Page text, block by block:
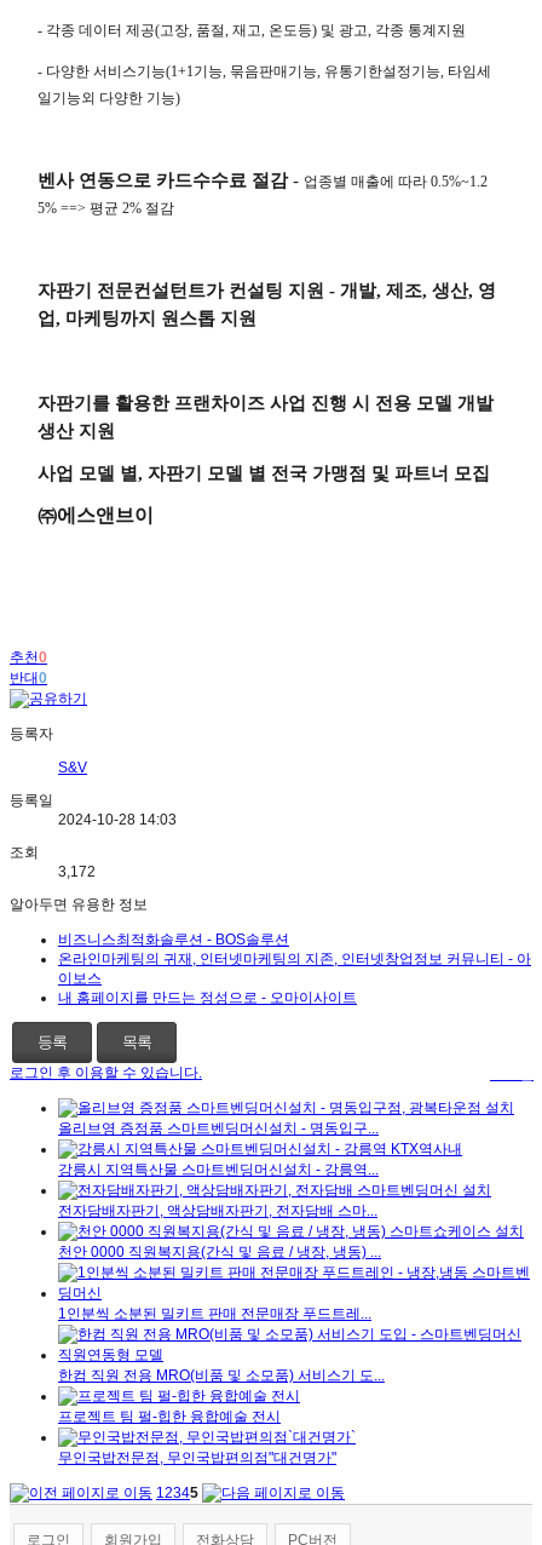
- 각종 데이터 제공(고장, 품절, 재고, 온도등) 및 광고, 각종 통계지원
- 다양한 서비스기능(1+1기능, 묶음판매기능, 유통기한설정기능, 타임세
일기능외 다양한 기능)
벤사 연동으로 카드수수료 절감- 업종별 매출에 따라 0.5%~1.2
5% ==> 평균 2% 절감
자판기 전문컨설턴트가 컨설팅 지원 - 개발, 제조, 생산, 영
업, 마케팅까지 원스톱 지원
자판기를 활용한 프랜차이즈 사업 진행 시 전용 모델 개발
생산 지원
사업 모델 별, 자판기 모델 별 전국 가맹점 및 파트너 모집
㈜에스앤브이
추천0
반대0
등록자
S&V
등록일
2024-10-28 14:03
조회
3,172
알아두면 유용한 정보
비즈니스최적화솔루션 - BOS솔루션
온라인마케팅의 귀재, 인터넷마케팅의 지존, 인터넷창업정보 커뮤니티 - 아
이보스
내 홈페이지를 만드는 정성으로 - 오마이사이트
등록 목록
로그인 후 이용할 수 있습니다.
올리브영 증정품 스마트벤딩머신설치 - 명동입구...
강릉시 지역특산물 스마트벤딩머신설치 - 강릉역...
전자담배자판기, 액상담배자판기, 전자담배 스마...
천안 0000 직원복지용(간식 및 음료 / 냉장, 냉동) ...
1인분씩 소분된 밀키트 판매 전문매장 푸드트레...
한컴 직원 전용 MRO(비품 및 소모품) 서비스기 도...
프로젝트 팀 펄-힙한 융합예술 전시
무인국밥전문점, 무인국밥편의점"대건명가"
1 2345
로그인 회원가입 전화상담 PC버전